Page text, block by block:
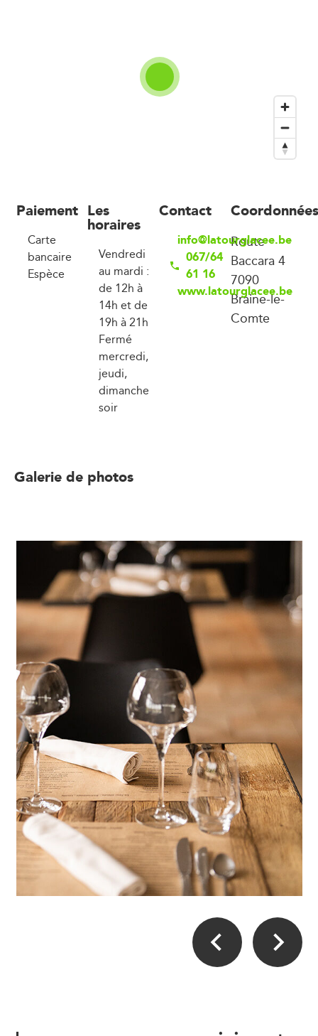
Paiement
Carte
bancaire
Espèce
Les
horaires
Vendredi
au mardi :
de 12h à
14h et de
19h à 21h
Fermé
mercredi,
jeudi,
dimanche
soir
Contact
info@latourglacee.be
067/64
61 16
www.latourglacee.be
Coordonnées
Route
Baccara 4
7090
Braine-le-
Comte
Galerie de photos